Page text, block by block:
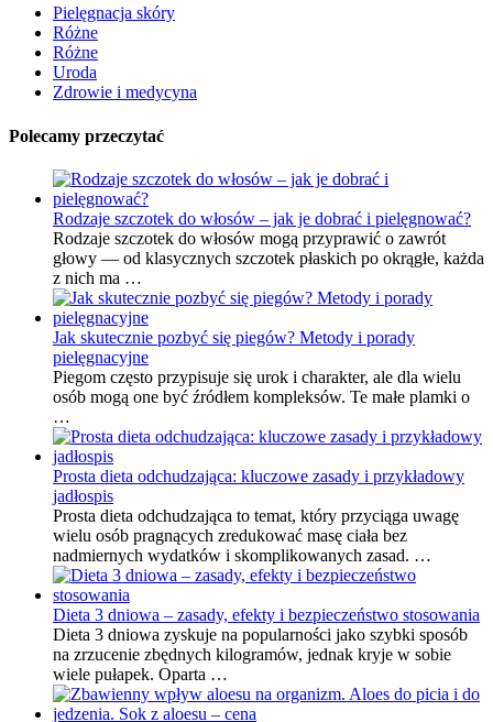
Pielęgnacja skóry
Różne
Różne
Uroda
Zdrowie i medycyna
Polecamy przeczytać
Rodzaje szczotek do włosów – jak je dobrać i pielęgnować?
Rodzaje szczotek do włosów mogą przyprawić o zawrót
głowy — od klasycznych szczotek płaskich po okrągłe, każda
z nich ma …
Jak skutecznie pozbyć się piegów? Metody i porady
pielęgnacyjne
Piegom często przypisuje się urok i charakter, ale dla wielu
osób mogą one być źródłem kompleksów. Te małe plamki o
…
Prosta dieta odchudzająca: kluczowe zasady i przykładowy
jadłospis
Prosta dieta odchudzająca to temat, który przyciąga uwagę
wielu osób pragnących zredukować masę ciała bez
nadmiernych wydatków i skomplikowanych zasad. …
Dieta 3 dniowa – zasady, efekty i bezpieczeństwo stosowania
Dieta 3 dniowa zyskuje na popularności jako szybki sposób
na zrzucenie zbędnych kilogramów, jednak kryje w sobie
wiele pułapek. Oparta …